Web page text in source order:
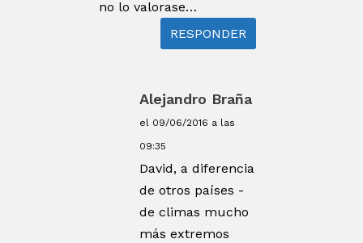
no lo valorase…
RESPONDER
Alejandro Braña
el 09/06/2016 a las
09:35
David, a diferencia
de otros países -
de climas mucho
más extremos